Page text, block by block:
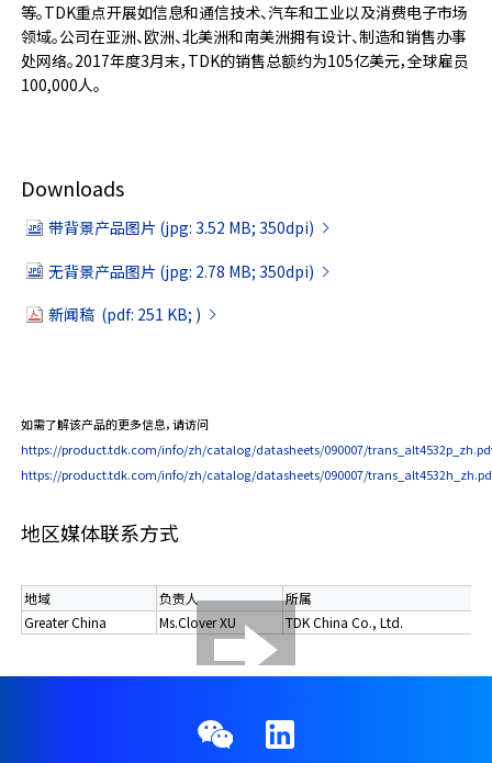
等。TDK重点开展如信息和通信技术、汽车和工业以及消费电子市场
领域。公司在亚洲、欧洲、北美洲和南美洲拥有设计、制造和销售办事
处网络。2017年度3月末，TDK的销售总额约为105亿美元，全球雇员
100,000人。
Downloads
带背景产品图片 (jpg: 3.52 MB; 350dpi)
无背景产品图片 (jpg: 2.78 MB; 350dpi)
新闻稿 (pdf: 251 KB; )
如需了解该产品的更多信息，请访问
https://product.tdk.com/info/zh/catalog/datasheets/090007/
https://product.tdk.com/info/zh/catalog/datasheets/090007/
地区媒体联系方式
地域 负责人 所属
Greater China
Ms.Clover XU TDK China Co., Ltd.